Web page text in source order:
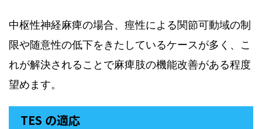
中枢性神経麻痺の場合、痙性による関節可動域の制
限や随意性の低下をきたしているケースが多く、こ
れが解決されることで麻痺肢の機能改善がある程度
望めます。
TES の適応